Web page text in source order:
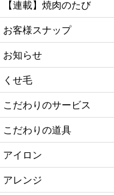
【連載】焼肉のたび
お客様スナップ
お知らせ
くせ毛
こだわりのサービス
こだわりの道具
アイロン
アレンジ